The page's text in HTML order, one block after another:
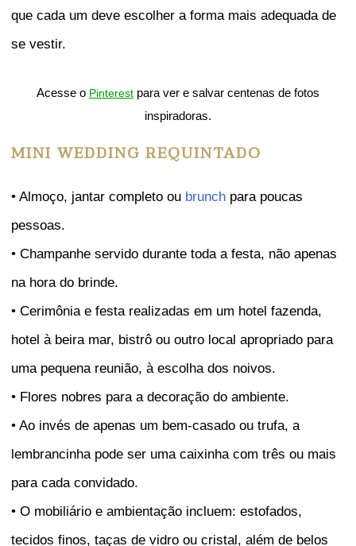
que cada um deve escolher a forma mais adequada de
se vestir.
Acesse o Pinterest para ver e salvar centenas de fotos
inspiradoras.
MINI WEDDING REQUINTADO
• Almoço, jantar completo ou brunch para poucas
pessoas.
• Champanhe servido durante toda a festa, não apenas
na hora do brinde.
• Cerimônia e festa realizadas em um hotel fazenda,
hotel à beira mar, bistrô ou outro local apropriado para
uma pequena reunião, à escolha dos noivos.
• Flores nobres para a decoração do ambiente.
• Ao invés de apenas um bem-casado ou trufa, a
lembrancinha pode ser uma caixinha com três ou mais
para cada convidado.
• O mobiliário e ambientação incluem: estofados,
tecidos finos, taças de vidro ou cristal, além de belos